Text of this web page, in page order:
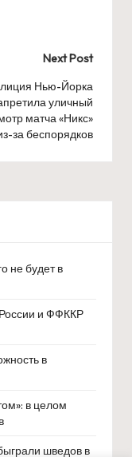
Next Post
Нью-Йорка
уличный
матча «Никс»
за беспорядков
не будет в
и ФФККР
в
в целом
шведов в